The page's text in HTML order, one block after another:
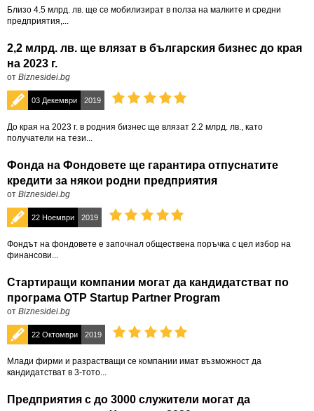
Близо 4.5 млрд. лв. ще се мобилизират в полза на малките и средни
предприятия,...
2,2 млрд. лв. ще влязат в българския бизнес до края
на 2023 г.
от Biznesidei.bg
03 Декември 2019
До края на 2023 г. в родния бизнес ще влязат 2.2 млрд. лв., като
получатели на тези...
Фонда на Фондовете ще гарантира отпуснатите
кредити за някои родни предприятия
от Biznesidei.bg
22 Ноември 2019
Фондът на фондовете е започнал обществена поръчка с цел избор на
финансови...
Стартиращи компании могат да кандидатстват по
програма OTP Startup Partner Program
от Biznesidei.bg
22 Октомври 2019
Млади фирми и разрастващи се компании имат възможност да
кандидатстват в 3-тото...
Предприятия с до 3000 служители могат да